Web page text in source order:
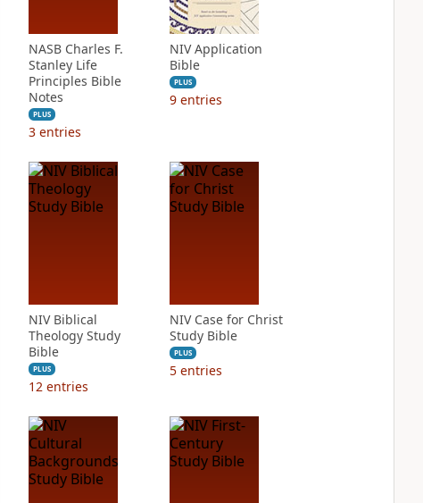
NASB Charles F.
Stanley Life
Principles Bible
Notes
PLUS
3 entries
NIV Application
Bible
PLUS
9 entries
NIV Biblical
Theology Study
Bible
PLUS
12 entries
NIV Case for Christ
Study Bible
PLUS
5 entries